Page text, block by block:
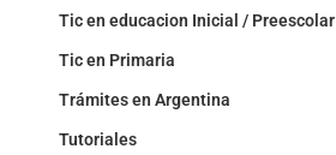
Tic en educacion Inicial / Preescolar
Tic en Primaria
Trámites en Argentina
Tutoriales